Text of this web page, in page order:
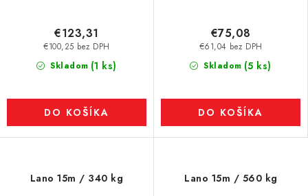
Skladom (1 ks)
€100,25 bez DPH
€123,31
DO KOŠÍKA
Skladom (5 ks)
€61,04 bez DPH
€75,08
DO KOŠÍKA
Lano 15m / 340 kg Lano 15m / 560 kg